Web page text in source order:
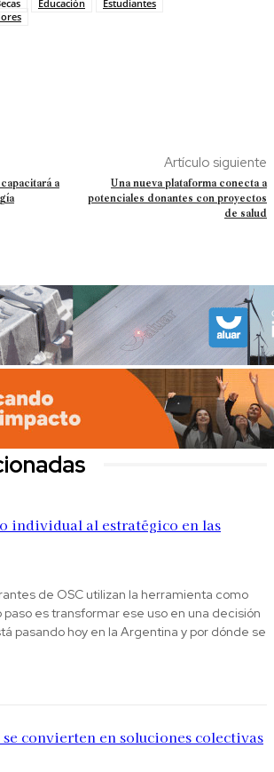
Educación
Estudiantes
a
Artículo siguiente
Una nueva plataforma conecta a
potenciales donantes con proyectos
de salud
individual al estratégico en las
de OSC utilizan la herramienta como
paso es transformar ese uso en una decisión
pasando hoy en la Argentina y por dónde se
se convierten en soluciones colectivas